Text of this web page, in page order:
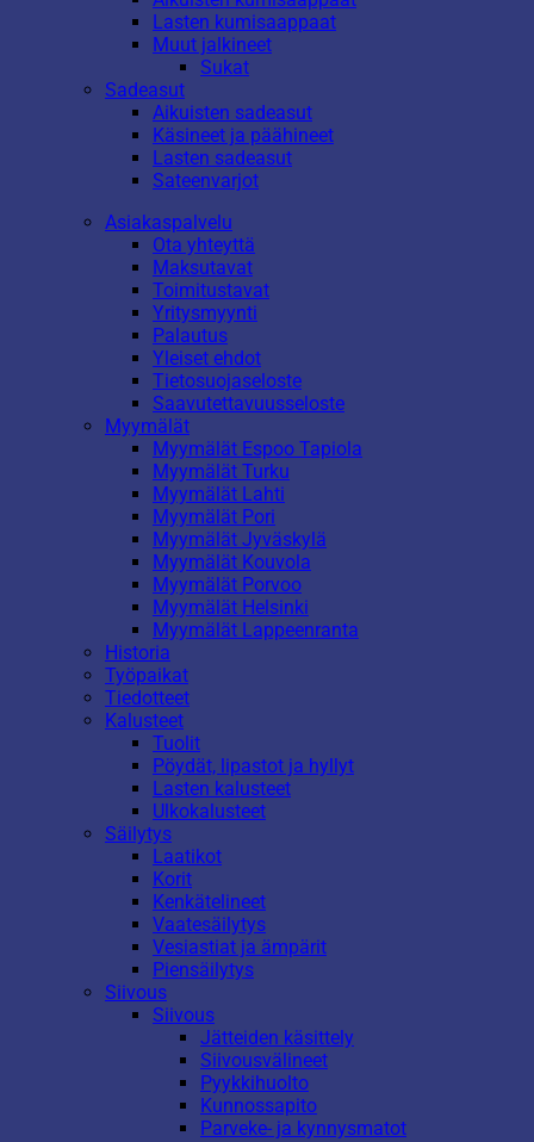
Lasten kumisaappaat
Muut jalkineet
Sukat
Sadeasut
Aikuisten sadeasut
Käsineet ja päähineet
Lasten sadeasut
Sateenvarjot
Asiakaspalvelu
Ota yhteyttä
Maksutavat
Toimitustavat
Yritysmyynti
Palautus
Yleiset ehdot
Tietosuojaseloste
Saavutettavuusseloste
Myymälät
Myymälät Espoo Tapiola
Myymälät Turku
Myymälät Lahti
Myymälät Pori
Myymälät Jyväskylä
Myymälät Kouvola
Myymälät Porvoo
Myymälät Helsinki
Myymälät Lappeenranta
Historia
Työpaikat
Tiedotteet
Kalusteet
Tuolit
Pöydät, lipastot ja hyllyt
Lasten kalusteet
Ulkokalusteet
Säilytys
Laatikot
Korit
Kenkätelineet
Vaatesäilytys
Vesiastiat ja ämpärit
Piensäilytys
Siivous
Siivous
Jätteiden käsittely
Siivousvälineet
Pyykkihuolto
Kunnossapito
Parveke- ja kynnysmatot